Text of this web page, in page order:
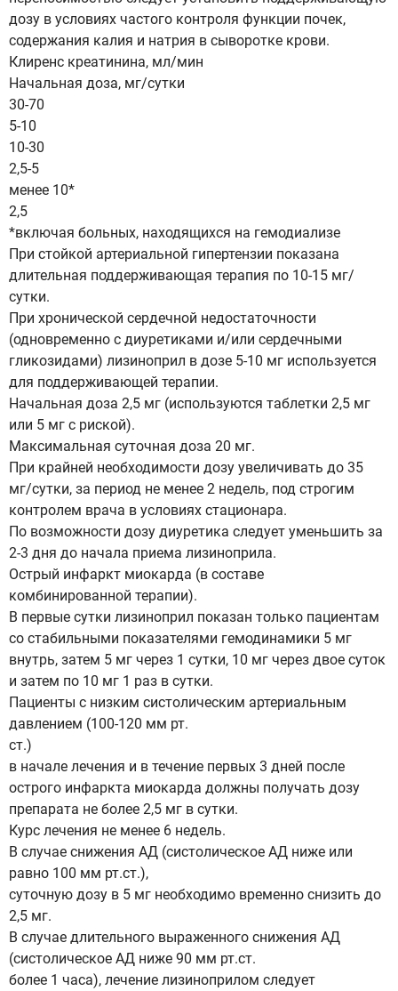
дозу в условиях частого контроля функции почек,
содержания калия и натрия в сыворотке крови.
Клиренс креатинина, мл/мин
Начальная доза, мг/сутки
30-70
5-10
10-30
2,5-5
менее 10*
2,5
*включая больных, находящихся на гемодиализе
При стойкой артериальной гипертензии показана
длительная поддерживающая терапия по 10-15 мг/
сутки.
При хронической сердечной недостаточности
(одновременно с диуретиками и/или сердечными
гликозидами) лизиноприл в дозе 5-10 мг используется
для поддерживающей терапии.
Начальная доза 2,5 мг (используются таблетки 2,5 мг
или 5 мг с риской).
Максимальная суточная доза 20 мг.
При крайней необходимости дозу увеличивать до 35
мг/сутки, за период не менее 2 недель, под строгим
контролем врача в условиях стационара.
По возможности дозу диуретика следует уменьшить за
2-3 дня до начала приема лизиноприла.
Острый инфаркт миокарда (в составе
комбинированной терапии).
В первые сутки лизиноприл показан только пациентам
со стабильными показателями гемодинамики 5 мг
внутрь, затем 5 мг через 1 сутки, 10 мг через двое суток
и затем по 10 мг 1 раз в сутки.
Пациенты с низким систолическим артериальным
давлением (100-120 мм рт.
ст.)
в начале лечения и в течение первых 3 дней после
острого инфаркта миокарда должны получать дозу
препарата не более 2,5 мг в сутки.
Курс лечения не менее 6 недель.
В случае снижения АД (систолическое АД ниже или
равно 100 мм рт.ст.),
суточную дозу в 5 мг необходимо временно снизить до
2,5 мг.
В случае длительного выраженного снижения АД
(систолическое АД ниже 90 мм рт.ст.
более 1 часа), лечение лизиноприлом следует